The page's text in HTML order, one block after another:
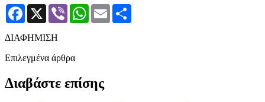
Facebook
X Viber WhatsApp
Email
ΔΙΑΦΗΜΙΣΗ
Επιλεγμένα άρθρα
Διαβάστε επίσης